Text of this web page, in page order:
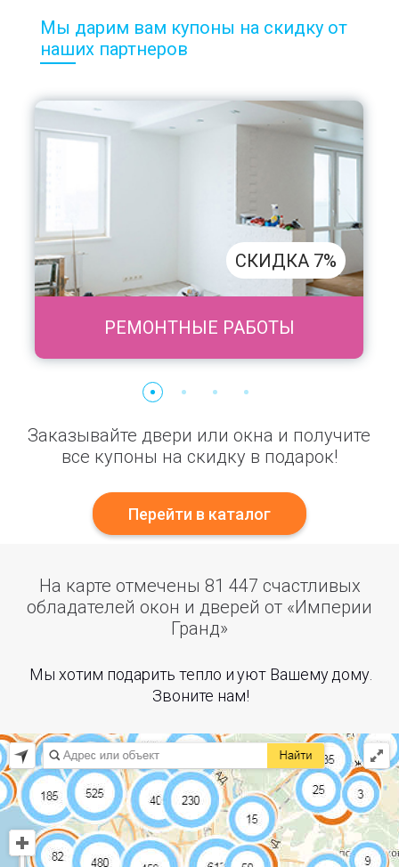
Мы дарим вам купоны на скидку от
наших партнеров
РЕМОНТНЫЕ РАБОТЫ
СКИДКА 7%
Заказывайте двери или окна и получите
все купоны на скидку в подарок!
Перейти в каталог
На карте отмечены 81 447 счастливых
обладателей окон и дверей от «Империи
Гранд»
Мы хотим подарить тепло и уют Вашему дому.
Звоните нам!